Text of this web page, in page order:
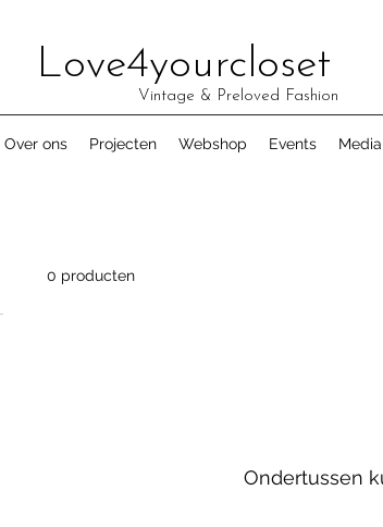
Love4yourcloset
Vintage & Preloved Fashion
Over ons Projecten Webshop Events Media
0 producten
Ondertussen